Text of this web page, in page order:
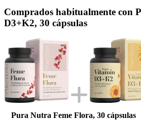
Comprados habitualmente con
D3+K2, 30 cápsulas
Pura Nutra Feme Flora, 30 cápsulas